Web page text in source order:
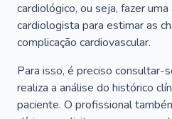
cardiológico, ou seja, fazer
cardiologista para estimar as
complicação cardiovascular.
Para isso, é preciso consultar-
realiza a análise do histórico
paciente. O profissional